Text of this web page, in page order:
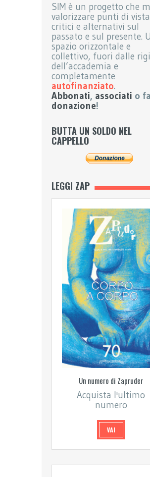
SIM è un progetto che
valorizzare punti di vista
critici e alternativi sul
passato e sul presente.
spazio orizzontale e
collettivo, fuori dalle
dell’accademia e
completamente
autofinanziato.
Abbonati, associati o
donazione!
BUTTA UN SOLDO NEL
CAPPELLO
LEGGI ZAP
Un numero di Zapruder
Acquista l'ultimo
numero
VAI